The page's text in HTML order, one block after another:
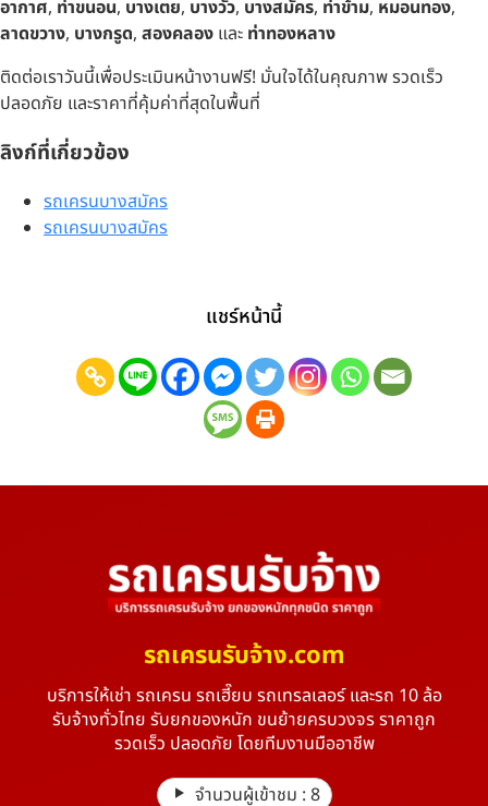
อากาศ, ท่าขนอน, บางเตย, บางวัว, บางสมัคร, ท่าข้าม, หมอนทอง,
ลาดขวาง, บางกรูด, สองคลอง และ ท่าทองหลาง
ติดต่อเราวันนี้เพื่อประเมินหน้างานฟรี! มั่นใจได้ในคุณภาพ รวดเร็ว
ปลอดภัย และราคาที่คุ้มค่าที่สุดในพื้นที่
ลิงก์ที่เกี่ยวข้อง
รถเครนบางสมัคร
รถเครนบางสมัคร
แชร์หน้านี้
รถเครนรับจ้าง.com
บริการให้เช่า รถเครน รถเฮี๊ยบ รถเทรลเลอร์ และรถ 10 ล้อ
รับจ้างทั่วไทย รับยกของหนัก ขนย้ายครบวงจร ราคาถูก
รวดเร็ว ปลอดภัย โดยทีมงานมืออาชีพ
จำนวนผู้เข้าชม : 8